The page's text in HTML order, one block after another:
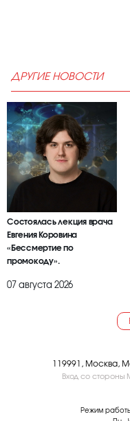
ДРУГИЕ НОВОСТИ
Состоялась лекция врача
Евгения Коровина
«Бессмертие по
промокоду».
07 августа 2026
119991, Москва,
Вход со стороны
Режим